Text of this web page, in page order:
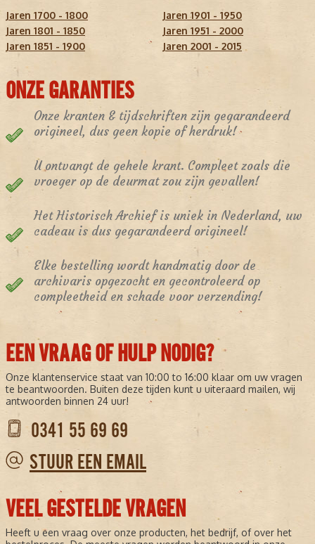
Jaren 1700 - 1800
Jaren 1801 - 1850
Jaren 1851 - 1900
Jaren 1901 - 1950
Jaren 1951 - 2000
Jaren 2001 - 2015
ONZE GARANTIES
Onze kranten & tijdschriften zijn gegarandeerd
origineel, dus geen kopie of herdruk!
U ontvangt de gehele krant. Compleet zoals die
vroeger op de deurmat zou zijn gevallen!
Het Historisch Archief is uniek in Nederland, uw
cadeau is dus gegarandeerd origineel!
Elke bestelling wordt handmatig door de
archivaris opgezocht en gecontroleerd op
compleetheid en schade voor verzending!
EEN VRAAG OF HULP NODIG?
Onze klantenservice staat van 10:00 to 16:00 klaar om uw vragen
te beantwoorden. Buiten deze tijden kunt u uiteraard mailen, wij
antwoorden binnen 24 uur!
0341 55 69 69
STUUR EEN EMAIL
VEEL GESTELDE VRAGEN
Heeft u een vraag over onze producten, het bedrijf, of over het